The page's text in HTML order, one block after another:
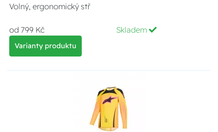
Volný, ergonomický stř
od 799 Kč Skladem
Varianty produktu